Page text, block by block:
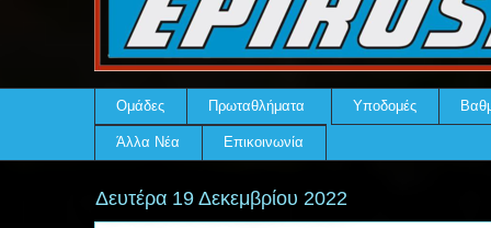
Ομάδες Πρωταθλήματα Υποδομές
Άλλα Νέα Επικοινωνία
Δευτέρα 19 Δεκεμβρίου 2022